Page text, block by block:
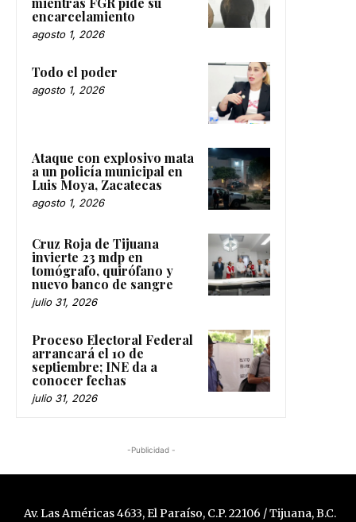
encarcelamiento
agosto 1, 2026
Todo el poder
agosto 1, 2026
Ataque con explosivo mata
a un policía municipal en
Luis Moya, Zacatecas
agosto 1, 2026
Cruz Roja de Tijuana
invierte 23 mdp en
tomógrafo, quirófano y
nuevo banco de sangre
julio 31, 2026
Proceso Electoral Federal
arrancará el 10 de
septiembre; INE da a
conocer fechas
julio 31, 2026
-Publicidad -
Av. Las Américas 4633, El Paraíso, C.P. 22106 / Tijuana, B.C.